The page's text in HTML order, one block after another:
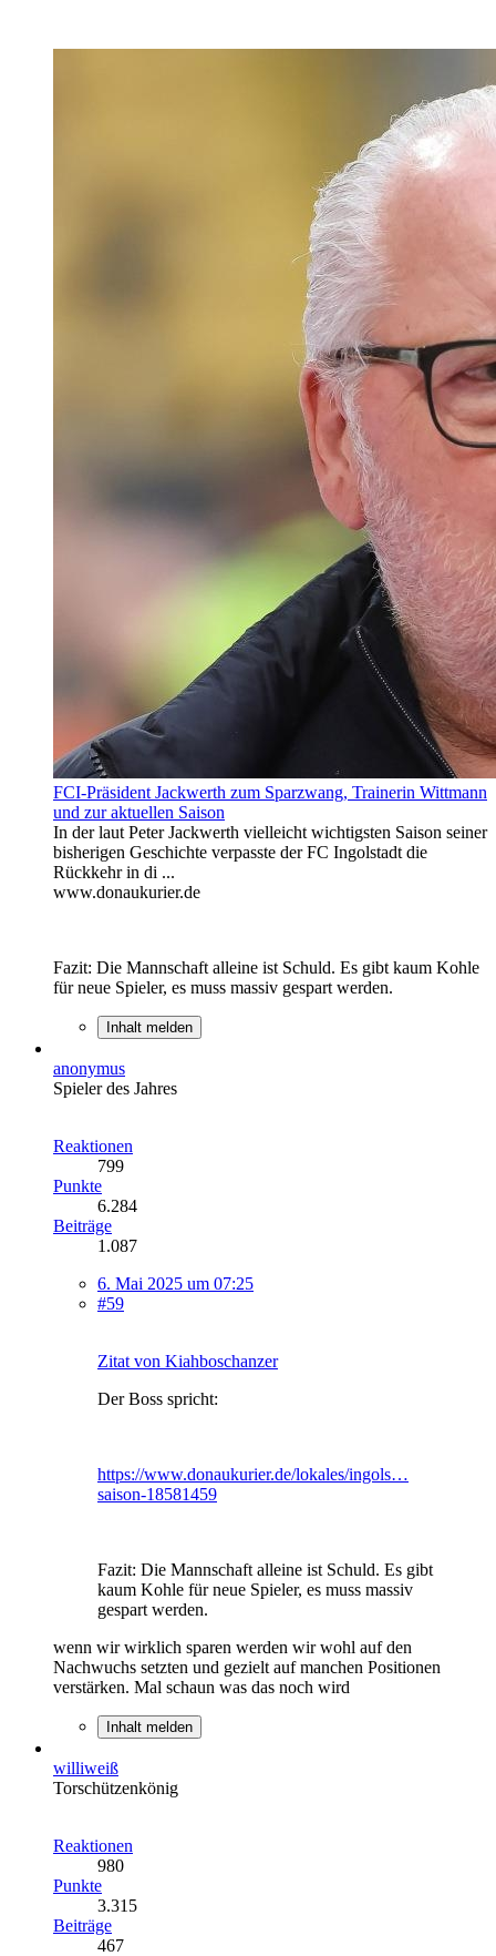
FCI-Präsident Jackwerth zum Sparzwang, Trainerin Wittmann
und zur aktuellen Saison
In der laut Peter Jackwerth vielleicht wichtigsten Saison seiner
bisherigen Geschichte verpasste der FC Ingolstadt die
Rückkehr in di ...
www.donaukurier.de
Fazit: Die Mannschaft alleine ist Schuld. Es gibt kaum Kohle
für neue Spieler, es muss massiv gespart werden.
Inhalt melden
anonymus
Spieler des Jahres
Reaktionen
799
Punkte
6.284
Beiträge
1.087
6. Mai 2025 um 07:25
#59
Zitat von Kiahboschanzer
Der Boss spricht:
https://www.donaukurier.de/lokales/ingols…
saison-18581459
Fazit: Die Mannschaft alleine ist Schuld. Es gibt
kaum Kohle für neue Spieler, es muss massiv
gespart werden.
wenn wir wirklich sparen werden wir wohl auf den
Nachwuchs setzten und gezielt auf manchen Positionen
verstärken. Mal schaun was das noch wird
Inhalt melden
williweiß
Torschützenkönig
Reaktionen
980
Punkte
3.315
Beiträge
467